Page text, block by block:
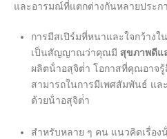
และอารมณ์ที่แตกต่างกันหลายประก
การมีสเปิร์มที่หนาและใจกว้างใ
เป็นสัญญาณว่าคุณมี สุขภาพดีแ
ผลิตน้ําอสุจิต่ํา โอกาสที่คุณอาจรู้
สามารถในการมีเพศสัมพันธ์ แล
ด้วยน้ําอสุจิต่ํา
สําหรับหลาย ๆ คน แนวคิดเรื่อ